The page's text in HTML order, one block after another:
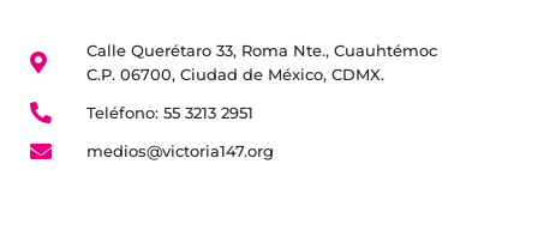
Calle Querétaro 33, Roma Nte., Cuauhtémoc
C.P. 06700, Ciudad de México, CDMX.
Teléfono: 55 3213 2951
medios@victoria147.org